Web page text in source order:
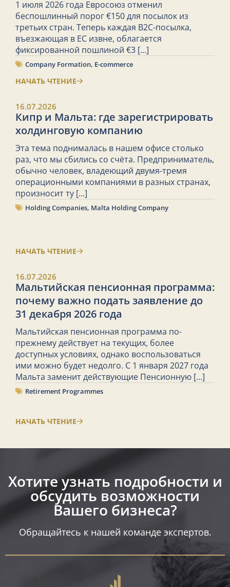
1 июля 2026 года Евросоюз отменил
беспошлинный порог €150 для посылок из
третьих стран. Теперь каждая B2C-посылка,
въезжающая в ЕС извне, облагается
фиксированной пошлиной €3 [...]
Company Formation, E-commerce
НАЧАТЬ ЧТЕНИЕ
16.07.2026
Кипр и Мальта: где зарегистрировать
холдинговую компанию
Эта тема поднималась в нашем офисе столько
раз, что мы сбились со счёта. Предприниматель,
обычно человек, владеющий двумя-тремя
операционными компаниями в разных странах,
произносит ту [...]
Holding Companies, Malta Holding Company
НАЧАТЬ ЧТЕНИЕ
16.07.2026
Мальтийская пенсионная программа:
почему важно подать заявление до
31 декабря 2026 года
Мальтийская пенсионная программа по-
прежнему действует на текущих, более
доступных условиях, однако воспользоваться
ими можно будет недолго. С 1 января 2027 года
Мальта заменит действующие Пенсионную [...]
Retirement Programmes
НАЧАТЬ ЧТЕНИЕ
Хотите узнать подробности и
обсудить возможности
Вашего бизнеса?​
Обращайтесь к нашей команде экспертов.